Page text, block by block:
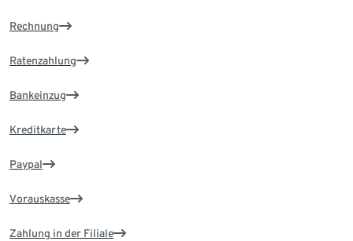
Rechnung
Ratenzahlung
Bankeinzug
Kreditkarte
Paypal
Vorauskasse
Zahlung in der Filiale